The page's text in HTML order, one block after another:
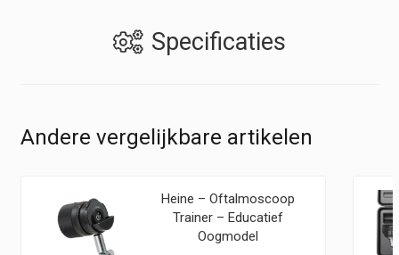
Specificaties
Andere vergelijkbare artikelen
Heine – Oftalmoscoop
Trainer – Educatief
Oogmodel